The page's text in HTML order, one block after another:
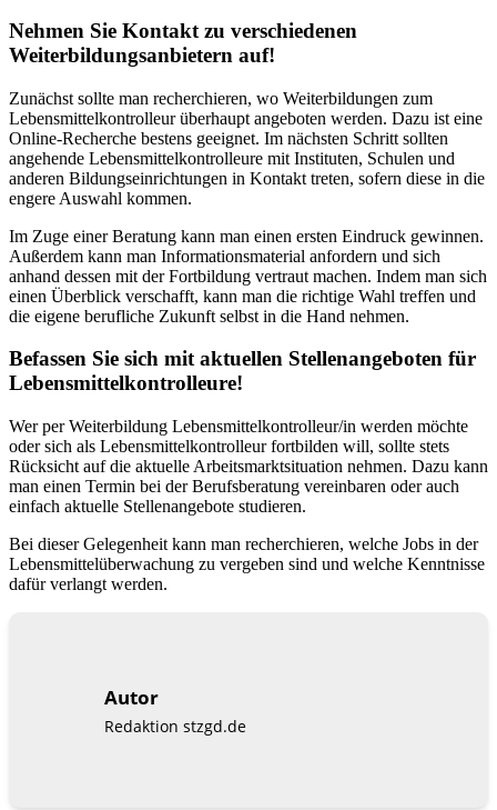
Nehmen Sie Kontakt zu verschiedenen
Weiterbildungsanbietern auf!
Zunächst sollte man recherchieren, wo Weiterbildungen zum
Lebensmittelkontrolleur überhaupt angeboten werden. Dazu ist eine
Online-Recherche bestens geeignet. Im nächsten Schritt sollten
angehende Lebensmittelkontrolleure mit Instituten, Schulen und
anderen Bildungseinrichtungen in Kontakt treten, sofern diese in die
engere Auswahl kommen.
Im Zuge einer Beratung kann man einen ersten Eindruck gewinnen.
Außerdem kann man Informationsmaterial anfordern und sich
anhand dessen mit der Fortbildung vertraut machen. Indem man sich
einen Überblick verschafft, kann man die richtige Wahl treffen und
die eigene berufliche Zukunft selbst in die Hand nehmen.
Befassen Sie sich mit aktuellen Stellenangeboten für
Lebensmittelkontrolleure!
Wer per Weiterbildung Lebensmittelkontrolleur/in werden möchte
oder sich als Lebensmittelkontrolleur fortbilden will, sollte stets
Rücksicht auf die aktuelle Arbeitsmarktsituation nehmen. Dazu kann
man einen Termin bei der Berufsberatung vereinbaren oder auch
einfach aktuelle Stellenangebote studieren.
Bei dieser Gelegenheit kann man recherchieren, welche Jobs in der
Lebensmittelüberwachung zu vergeben sind und welche Kenntnisse
dafür verlangt werden.
Autor
Redaktion stzgd.de